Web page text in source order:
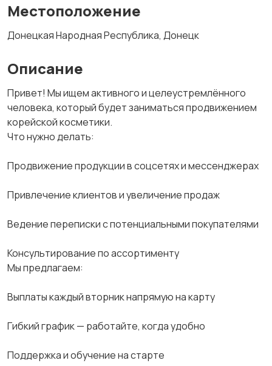
Местоположение
Донецкая Народная Республика, Донецк
Описание
Привет! Мы ищем активного и целеустремлённого
человека, который будет заниматься продвижением
корейской косметики.
Что нужно делать:
Продвижение продукции в соцсетях и мессенджерах
Привлечение клиентов и увеличение продаж
Ведение переписки с потенциальными покупателями
Консультирование по ассортименту
Мы предлагаем:
Выплаты каждый вторник напрямую на карту
Гибкий график — работайте, когда удобно
Поддержка и обучение на старте